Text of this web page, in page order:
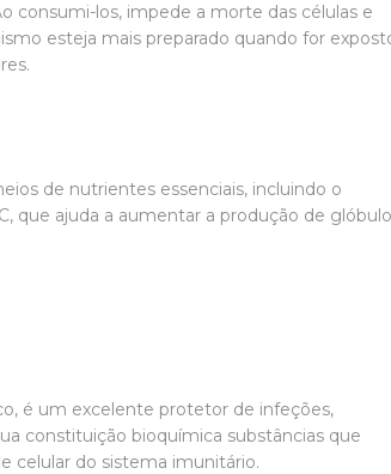
consumi-los, impede a morte das células e
esteja mais preparado quando for
de nutrientes essenciais, incluindo o
que ajuda a aumentar a produção de
é um excelente protetor de infeções,
constituição bioquímica substâncias que
celular do sistema imunitário.